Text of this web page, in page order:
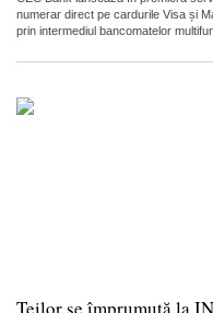
numerar direct pe cardurile Visa și
prin intermediul bancomatelor